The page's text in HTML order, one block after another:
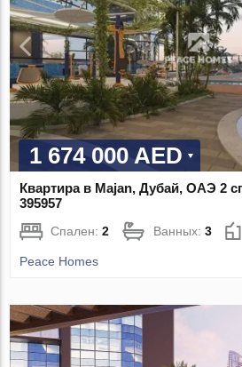
1 674 000 AED
Квартира в Majan, Дубай, ОАЭ 2
395957
Спален:2 Ванных:3
Peace Homes